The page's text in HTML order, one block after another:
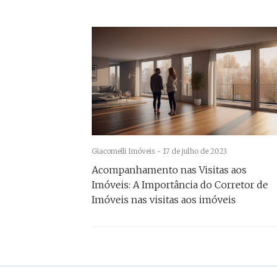
Giacomelli Imóveis - 17 de julho de 2023
Acompanhamento nas Visitas aos
Imóveis: A Importância do Corretor de
Imóveis nas visitas aos imóveis